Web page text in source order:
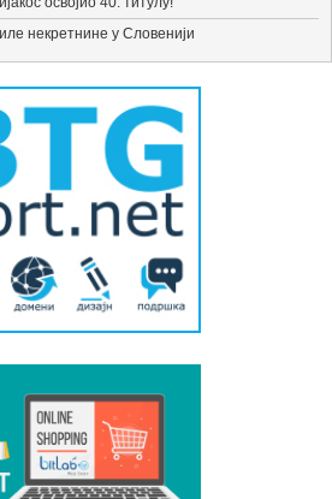
некретнине у Словенији